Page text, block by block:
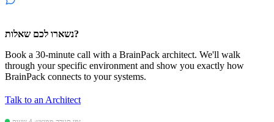
נשארו לכם שאלות?
Book a 30-minute call with a BrainPack architect. We'll walk
through your specific environment and show you exactly how
BrainPack connects to your systems.
Talk to an Architect